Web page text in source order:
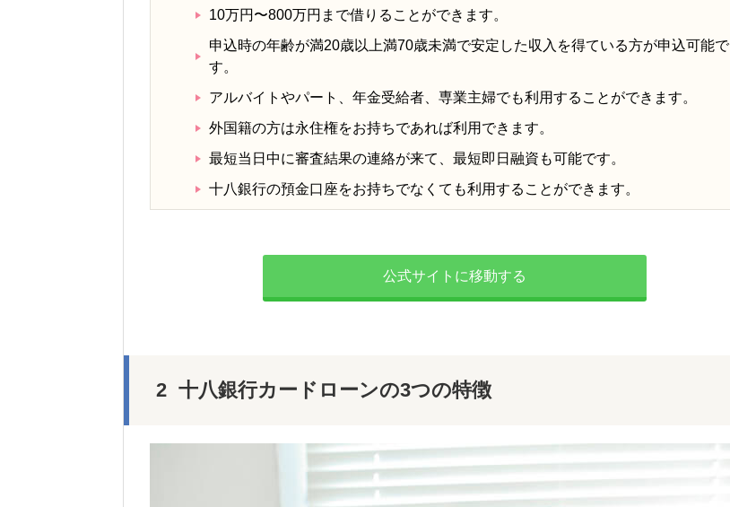
10万円〜800万円まで借りることができます。
申込時の年齢が満20歳以上満70歳未満で安定した収入を得ている方が申込可能で
す。
アルバイトやパート、年金受給者、専業主婦でも利用することができます。
外国籍の方は永住権をお持ちであれば利用できます。
最短当日中に審査結果の連絡が来て、最短即日融資も可能です。
十八銀行の預金口座をお持ちでなくても利用することができます。
公式サイトに移動する
十八銀行カードローンの3つの特徴